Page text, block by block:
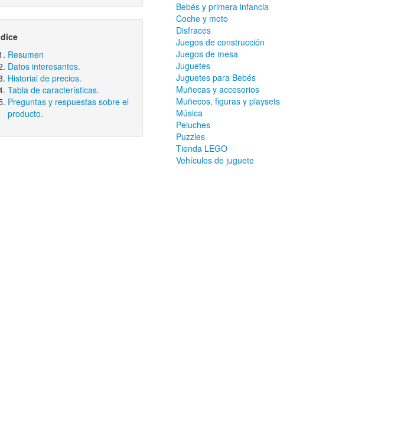
Resumen
Datos interesantes.
Historial de precios.
Tabla de características.
Preguntas y respuestas sobre el
producto.
Bebés y primera infancia
Coche y moto
Disfraces
Juegos de construcción
Juegos de mesa
Juguetes
Juguetes para Bebés
Muñecas y accesorios
Muñecos, figuras y playsets
Música
Peluches
Puzzles
Tienda LEGO
Vehículos de juguete